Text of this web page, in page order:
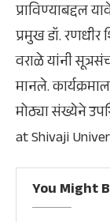
प्राविण्याबद्दल
प्रमुख डॉ. रणधीर
वराळे यांनी
मानले.
मोठ्या संख्येने
at Shivaji
You Might